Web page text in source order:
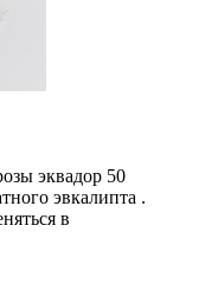
эквадор 50
эвкалипта .
в